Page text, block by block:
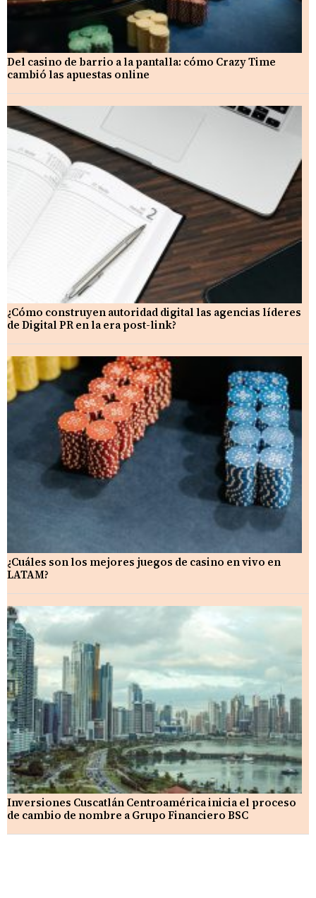
Del casino de barrio a la pantalla: cómo Crazy Time
cambió las apuestas online
¿Cómo construyen autoridad digital las agencias líderes
de Digital PR en la era post-link?
¿Cuáles son los mejores juegos de casino en vivo en
LATAM?
Inversiones Cuscatlán Centroamérica inicia el proceso
de cambio de nombre a Grupo Financiero BSC